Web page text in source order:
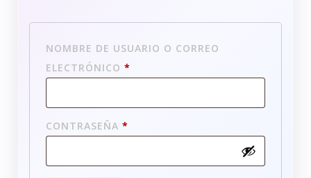
NOMBRE DE USUARIO O CORREO
ELECTRÓNICO *
CONTRASEÑA *